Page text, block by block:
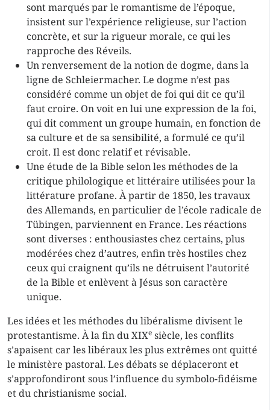
sont marqués par le romantisme de l’époque,
insistent sur l’expérience religieuse, sur l’action
concrète, et sur la rigueur morale, ce qui les
rapproche des Réveils.
Un renversement de la notion de dogme, dans la
ligne de Schleiermacher. Le dogme n’est pas
considéré comme un objet de foi qui dit ce qu’il
faut croire. On voit en lui une expression de la foi,
qui dit comment un groupe humain, en fonction de
sa culture et de sa sensibilité, a formulé ce qu’il
croit. Il est donc relatif et révisable.
Une étude de la Bible selon les méthodes de la
critique philologique et littéraire utilisées pour la
littérature profane. À partir de 1850, les travaux
des Allemands, en particulier de l’école radicale de
Tübingen, parviennent en France. Les réactions
sont diverses : enthousiastes chez certains, plus
modérées chez d’autres, enfin très hostiles chez
ceux qui craignent qu’ils ne détruisent l’autorité
de la Bible et enlèvent à Jésus son caractère
unique.
Les idées et les méthodes du libéralisme divisent le
protestantisme. À la fin du XIXe siècle, les conflits
s’apaisent car les libéraux les plus extrêmes ont quitté
le ministère pastoral. Les débats se déplaceront et
s’approfondiront sous l’influence du symbolo-fidéisme
et du christianisme social.